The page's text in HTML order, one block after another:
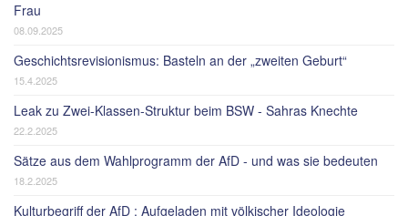
Frau
08.09.2025
Geschichtsrevisionismus: Basteln an der „zweiten Geburt“
15.4.2025
Leak zu Zwei-Klassen-Struktur beim BSW - Sahras Knechte
22.2.2025
Sätze aus dem Wahlprogramm der AfD - und was sie bedeuten
18.2.2025
Kulturbegriff der AfD : Aufgeladen mit völkischer Ideologie